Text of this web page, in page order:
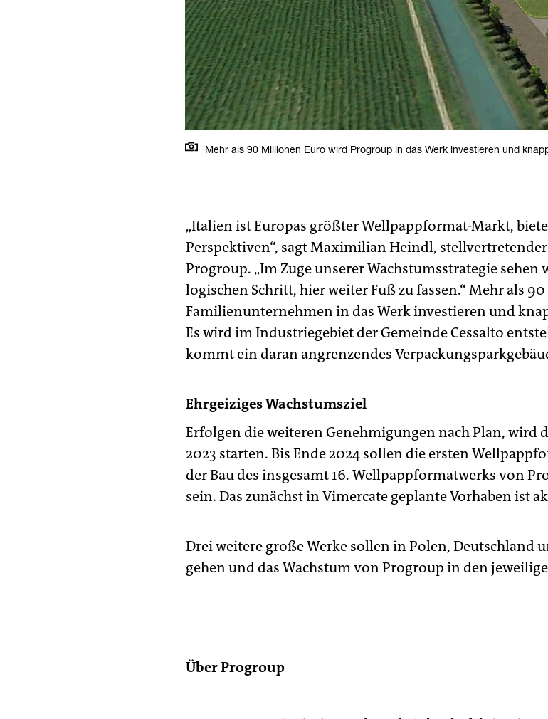
Mehr als 90 Millionen Euro wird Progroup in das Werk investieren und
„Italien ist Europas größter Wellpappformat-Markt,
Perspektiven“, sagt Maximilian Heindl,
Progroup. „Im Zuge unserer Wachstumsstrategie sehen
logischen Schritt, hier weiter Fuß zu fassen.“ Mehr als
Familienunternehmen in das Werk investieren und
Es wird im Industriegebiet der Gemeinde Cessalto
kommt ein daran angrenzendes
Ehrgeiziges Wachstumsziel
Erfolgen die weiteren Genehmigungen nach Plan, wird
2023 starten. Bis Ende 2024 sollen die ersten
der Bau des insgesamt 16. Wellpappformatwerks von
sein. Das zunächst in Vimercate geplante Vorhaben ist
Drei weitere große Werke sollen in Polen, Deutschland
gehen und das Wachstum von Progroup in den
Über Progroup